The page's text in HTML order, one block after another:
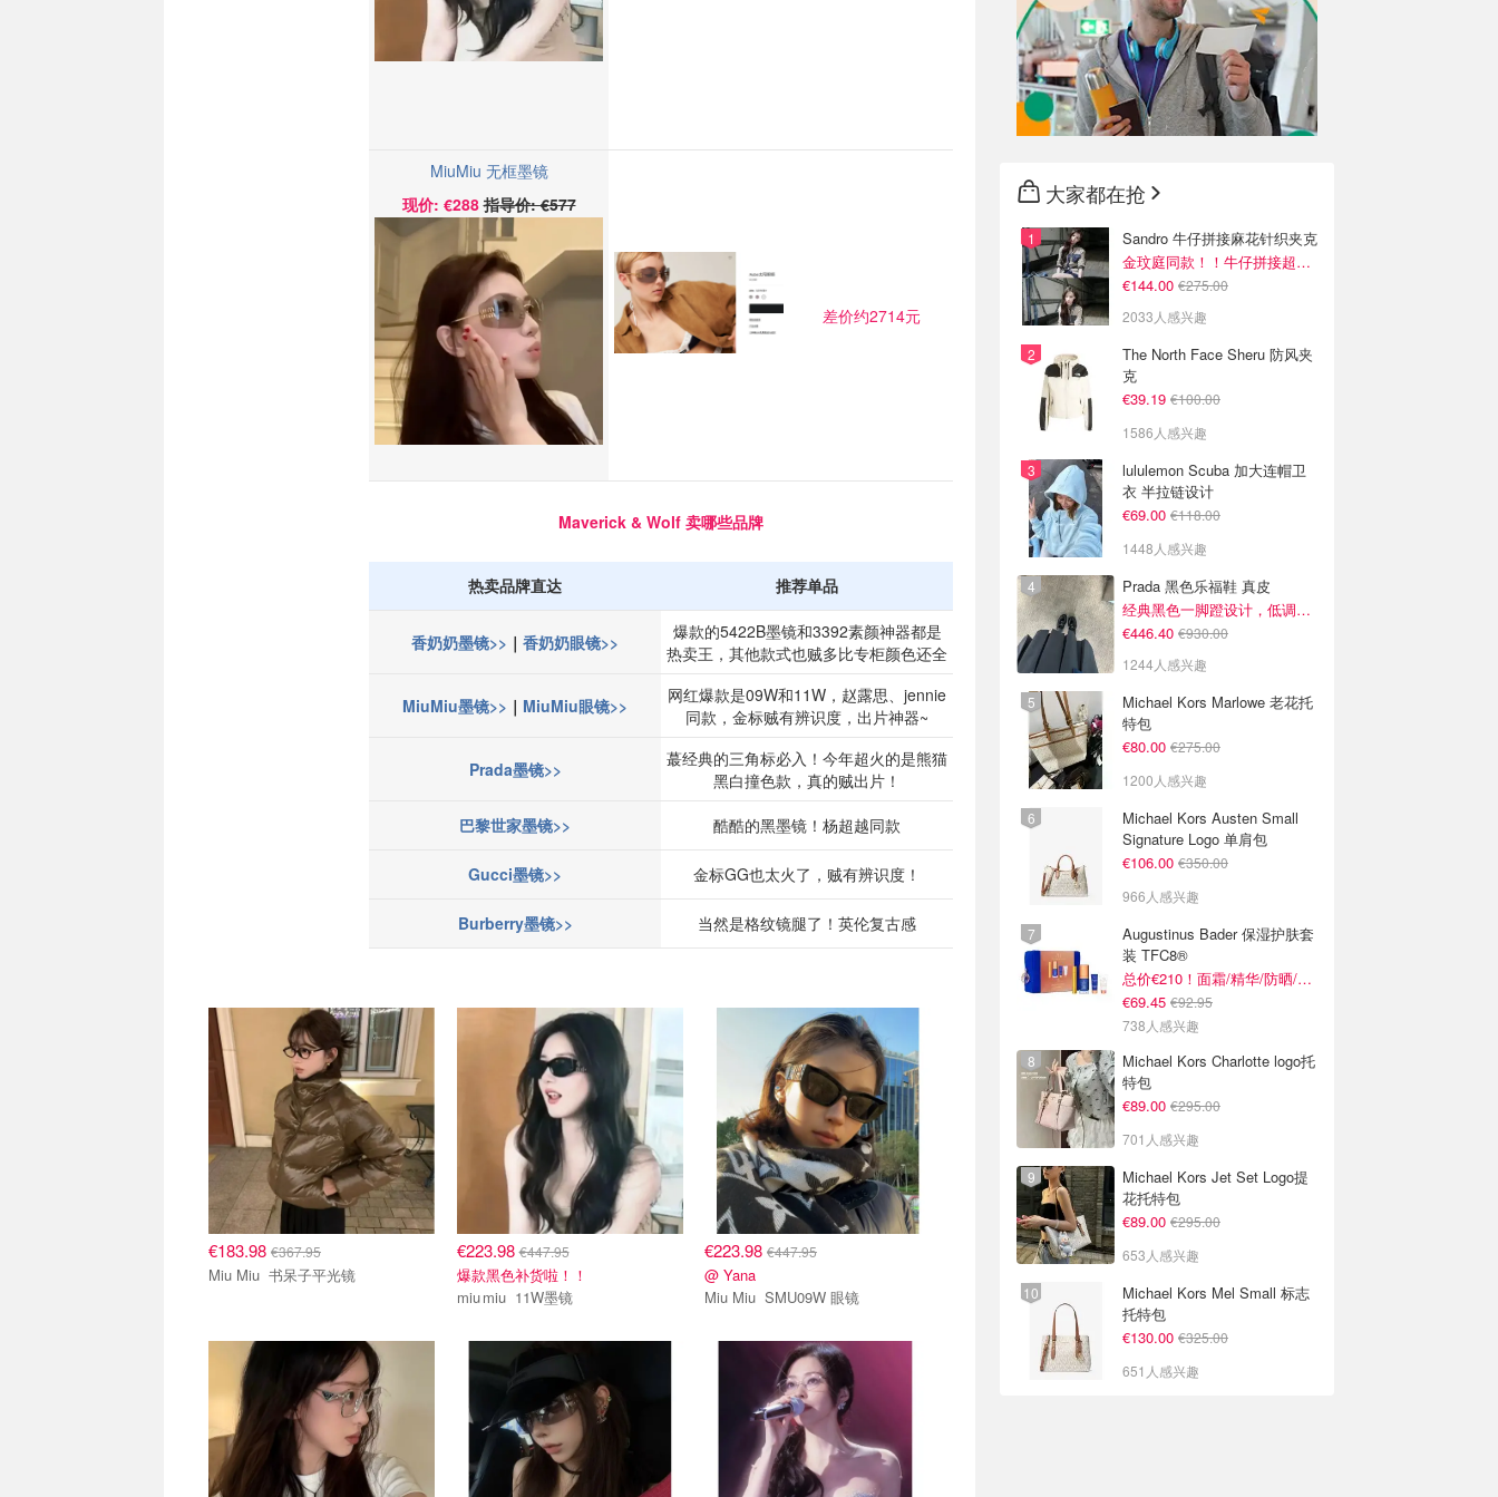
MiuMiu 无框墨镜
现价: €288 指导价: €577
差价约2714元
Maverick & Wolf 卖哪些品牌
热卖品牌直达 推荐单品
香奶奶墨镜>> ｜ 香奶奶眼镜>>
爆款的5422B墨镜和3392素颜神器都是
热卖王，其他款式也贼多比专柜颜色还全
MiuMiu墨镜>> ｜ MiuMiu眼镜>>
网红爆款是09W和11W，赵露思、jennie
同款，金标贼有辨识度，出片神器~
Prada墨镜>>
蕞经典的三角标必入！今年超火的是熊猫
黑白撞色款，真的贼出片！
巴黎世家墨镜>>
酷酷的黑墨镜！杨超越同款
Gucci墨镜>> 金标GG也太火了，贼有辨识度！
Burberry墨镜>> 当然是格纹镜腿了！英伦复古感
€183.98 €367.95
Miu Miu 书呆子平光镜
€223.98€447.95
爆款黑色补货啦！！
miu miu 11W墨镜
€223.98 €447.95
@ Yana
Miu Miu SMU09W 眼镜
大家都在抢
Sandro 牛仔拼接麻花针织夹克
金玟庭同款！！牛仔拼接超有层次感
€144.00 €275.00
2033人感兴趣
The North Face Sheru 防风夹
克
€39.19 €100.00
1586人感兴趣
lululemon Scuba 加大连帽卫
衣 半拉链设计
€69.00 €118.00
1448人感兴趣
Prada 黑色乐福鞋 真皮
经典黑色一脚蹬设计，低调百搭又高级
€446.40 €930.00
1244人感兴趣
Michael Kors Marlowe 老花托
特包
€80.00 €275.00
1200人感兴趣
Michael Kors Austen Small
Signature Logo 单肩包
€106.00 €350.00
966人感兴趣
Augustinus Bader 保湿护肤套
装 TFC8®
总价€210！面霜/精华/防晒/面膜
€69.45 €92.95
738人感兴趣
Michael Kors Charlotte logo托
特包
€89.00 €295.00
701人感兴趣
Michael Kors Jet Set Logo提
花托特包
€89.00 €295.00
653人感兴趣
Michael Kors Mel Small 标志
托特包
€130.00 €325.00
651人感兴趣